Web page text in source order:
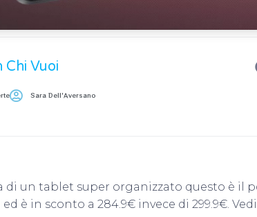
Chi Vuoi
Sara Dell'Aversano
di un tablet super organizzato questo è il
è in sconto a 284.9€ invece di 299.9€.